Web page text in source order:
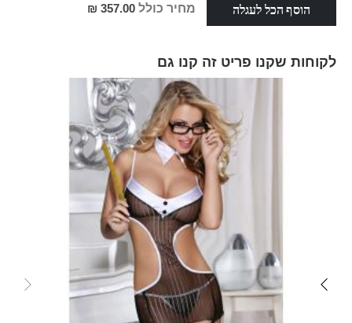
הוסף הכל לעגלה מחיר כולל 357.00 ₪
לקוחות שקנו פריט זה קנו גם